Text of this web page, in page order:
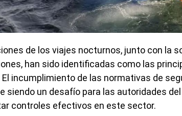
de los viajes nocturnos, junto con la
han sido identificadas como las
incumplimiento de las normativas de
siendo un desafío para las autoridades
controles efectivos en este sector.